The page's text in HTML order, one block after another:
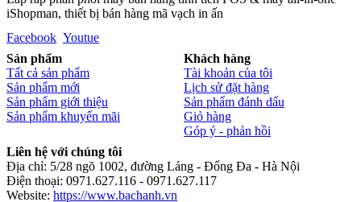
iShopman, thiết bị bán hàng mã vạch in ấn
Facebook Youtue
Sản phẩm
Tất cả sản phẩm
Sản phẩm mới
Sản phẩm giới thiệu
Sản phẩm khuyến mãi
Khách hàng
Tài khoản của tôi
Lịch sử đặt hàng
Sản phẩm đánh dấu
Giỏ hàng
Góp ý - phản hồi
Liên hệ với chúng tôi
Địa chỉ: 5/28 ngõ 1002, đường Láng - Đống Đa - Hà Nội
Điện thoại: 0971.627.116 - 0971.627.117
Website: https://www.bachanh.vn